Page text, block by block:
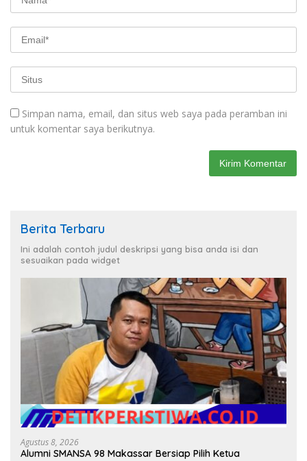
Simpan nama, email, dan situs web saya pada peramban ini
untuk komentar saya berikutnya.
Berita Terbaru
Ini adalah contoh judul deskripsi yang bisa anda isi dan
sesuaikan pada widget
Agustus 8, 2026
Alumni SMANSA 98 Makassar Bersiap Pilih Ketua